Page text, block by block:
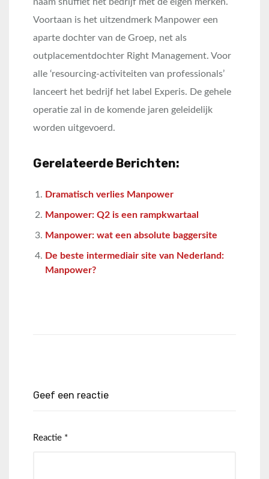
Voortaan is het uitzendmerk Manpower een
aparte dochter van de Groep, net als
outplacementdochter Right Management. Voor
alle ‘resourcing-activiteiten van professionals’
lanceert het bedrijf het label Experis. De gehele
operatie zal in de komende jaren geleidelijk
worden uitgevoerd.
Gerelateerde Berichten:
Dramatisch verlies Manpower
Manpower: Q2 is een rampkwartaal
Manpower: wat een absolute baggersite
De beste intermediair site van Nederland:
Manpower?
Geef een reactie
Reactie *